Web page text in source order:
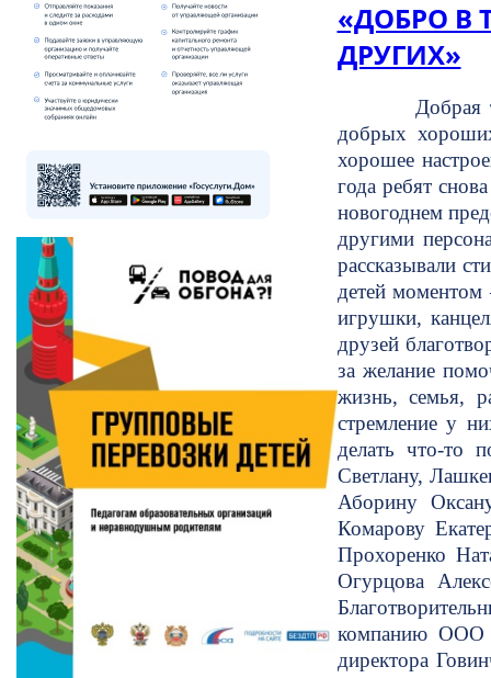
«ДОБРО В
ДРУГИХ»
Добрая
добрых
хорошее
года ребят
новогоднем
другими
рассказывали
детей моментом
игрушки,
друзей
за желание
жизнь, семья,
стремление у
делать что-то
Светлану,
Аборину
Комарову
Прохоренко
Огурцова
компанию ООО
директора